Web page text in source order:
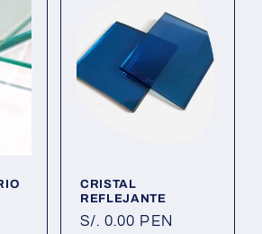
CRISTAL
REFLEJANTE
Precio
S/. 0.00 PEN